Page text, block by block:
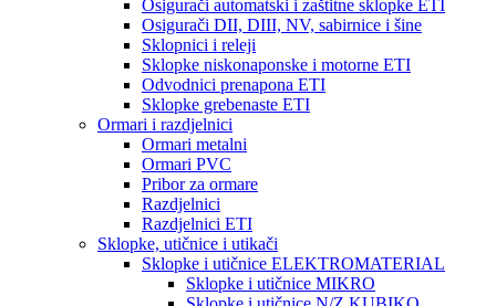
Osigurači automatski i zaštitne sklopke ETI
Osigurači DII, DIII, NV, sabirnice i šine
Sklopnici i releji
Sklopke niskonaponske i motorne ETI
Odvodnici prenapona ETI
Sklopke grebenaste ETI
Ormari i razdjelnici
Ormari metalni
Ormari PVC
Pribor za ormare
Razdjelnici
Razdjelnici ETI
Sklopke, utičnice i utikači
Sklopke i utičnice ELEKTROMATERIAL
Sklopke i utičnice MIKRO